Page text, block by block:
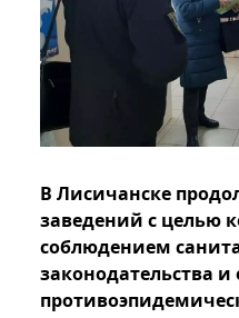
В Лисичанске
заведений с целью
соблюдением
законодательства